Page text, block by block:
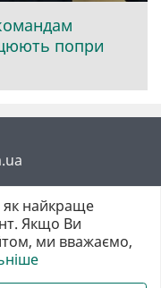
попри
найкраще
Якщо Ви
ми вважаємо,